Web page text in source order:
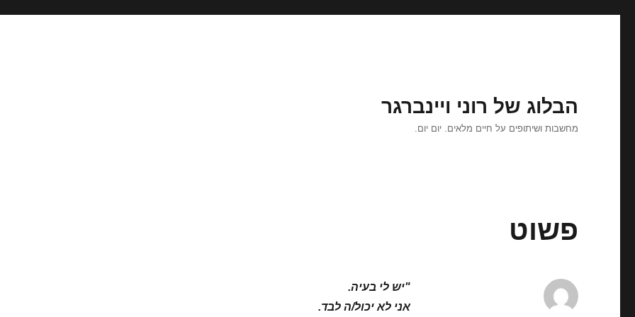
הבלוג של רוני ויינברגר
מחשבות ושיתופים על חיים מלאים. יום יום.
פשוט
"יש לי בעיה.
אני לא יכול/ה לבד.